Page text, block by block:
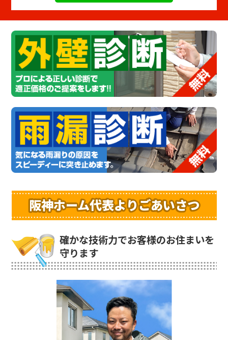
阪神ホーム代表よりごあいさつ
確かな技術力でお客様のお住まいを
守ります